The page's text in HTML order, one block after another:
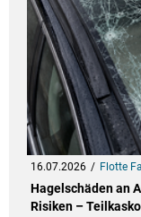
16.07.2026 Flotte
Hagelschäden an
Risiken –